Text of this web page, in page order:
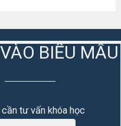
BIỂU MẪU
tư vấn khóa học